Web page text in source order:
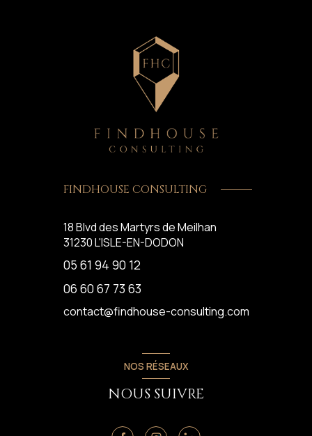
FINDHOUSE CONSULTING
18 Blvd des Martyrs de Meilhan
31230L'ISLE-EN-DODON
05 61 94 90 12
06 60 67 73 63
contact@findhouse-consulting.com
NOS RÉSEAUX
NOUS SUIVRE